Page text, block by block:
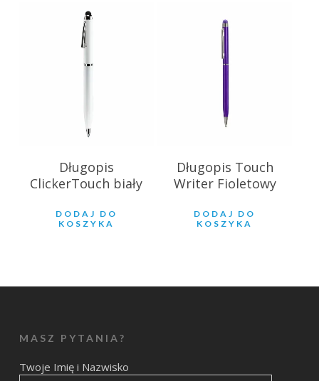
6.99
Długopis
ClickerTouch biały
DODAJ DO
KOSZYKA
2.93
Długopis Touch
Writer Fioletowy
DODAJ DO
KOSZYKA
MASZ PYTANIA?
Twoje Imię i Nazwisko